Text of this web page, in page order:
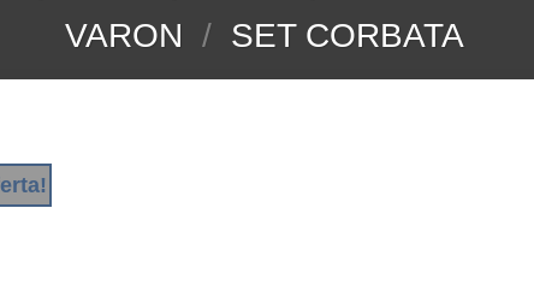
VARON / SET CORBATA